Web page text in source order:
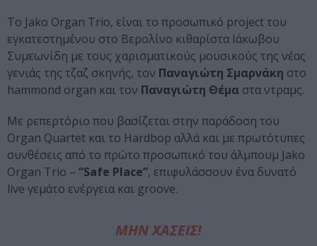
Το Jako Organ Trio, είναι το προσωπικό project του
εγκατεστημένου στο Βερολίνο κιθαρίστα Ιάκωβου
Συμεωνίδη με τους χαρισματικούς μουσικούς της νέας
γενιάς της τζαζ σκηνής, τον Παναγιώτη Σμαρνάκη στο
hammond organ και τον Παναγιώτη Θέμα στα ντραμς.
Με ρεπερτόριο που βασίζεται στην παράδοση του
Organ Quartet και το Hardbop αλλά και με πρωτότυπες
συνθέσεις από το πρώτο προσωπικό του άλμπουμ Jako
Organ Trio – “Safe Place”, επιφυλάσσουν ένα δυνατό
live γεμάτο ενέργεια και groove.
ΜΗΝ ΧΑΣΕΙΣ!